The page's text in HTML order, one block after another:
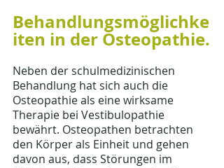
Behandlungsmöglichke
iten in der Osteopathie.
Neben der schulmedizinischen
Behandlung hat sich auch die
Osteopathie als eine wirksame
Therapie bei Vestibulopathie
bewährt. Osteopathen betrachten
den Körper als Einheit und gehen
davon aus, dass Störungen im